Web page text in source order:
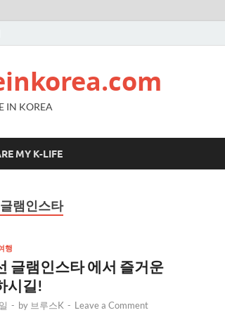
IN KOREA
MY K-LIFE
램인스타
행
글램인스타 에서 즐거운
시길!
- by 브루스K - Leave a Comment